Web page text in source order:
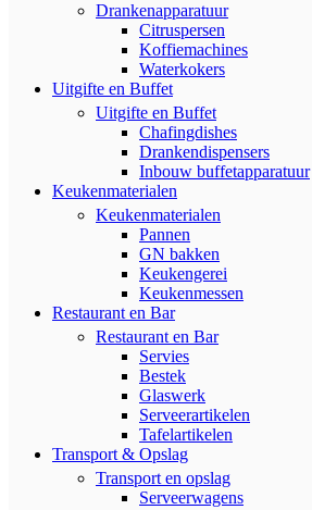
Drankenapparatuur
Citruspersen
Koffiemachines
Waterkokers
Uitgifte en Buffet
Uitgifte en Buffet
Chafingdishes
Drankendispensers
Inbouw buffetapparatuur
Keukenmaterialen
Keukenmaterialen
Pannen
GN bakken
Keukengerei
Keukenmessen
Restaurant en Bar
Restaurant en Bar
Servies
Bestek
Glaswerk
Serveerartikelen
Tafelartikelen
Transport & Opslag
Transport en opslag
Serveerwagens